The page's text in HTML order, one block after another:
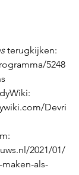
terugkijken:
5248
Devri
2021/01/
als-